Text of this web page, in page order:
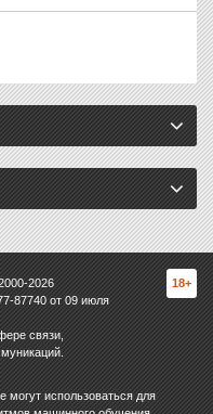
2026
87740 от 09 июля
связи,
18+
использоваться для